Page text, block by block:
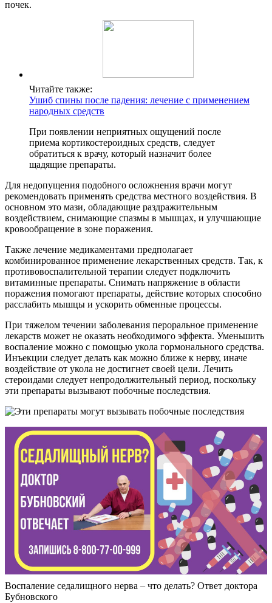
почек.
Читайте также:
Ушиб спины после падения: лечение с применением
народных средств
При появлении неприятных ощущений после
приема кортикостероидных средств, следует
обратиться к врачу, который назначит более
щадящие препараты.
Для недопущения подобного осложнения врачи могут
рекомендовать применять средства местного воздействия. В
основном это мази, обладающие раздражительным
воздействием, снимающие спазмы в мышцах, и улучшающие
кровообращение в зоне поражения.
Также лечение медикаментами предполагает
комбинированное применение лекарственных средств. Так, к
противовоспалительной терапии следует подключить
витаминные препараты. Снимать напряжение в области
поражения помогают препараты, действие которых способно
расслабить мышцы и ускорить обменные процессы.
При тяжелом течении заболевания пероральное применение
лекарств может не оказать необходимого эффекта. Уменьшить
воспаление можно с помощью укола гормонального средства.
Инъекции следует делать как можно ближе к нерву, иначе
воздействие от укола не достигнет своей цели. Лечить
стероидами следует непродолжительный период, поскольку
эти препараты вызывают побочные последствия.
Воспаление седалищного нерва – что делать? Ответ доктора
Бубновского